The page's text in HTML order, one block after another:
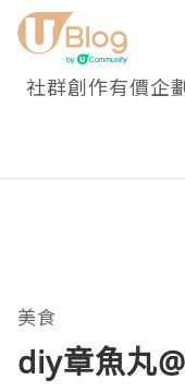
社群創作有價企
美食
diy章魚丸